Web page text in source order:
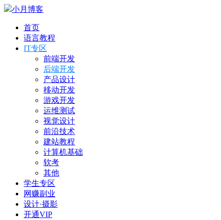
小月博客
首页
语言教程
IT专区
前端开发
后端开发
产品设计
移动开发
游戏开发
运维测试
视觉设计
前沿技术
建站教程
计算机基础
软考
其他
学生专区
网赚副业
设计·摄影
开通VIP